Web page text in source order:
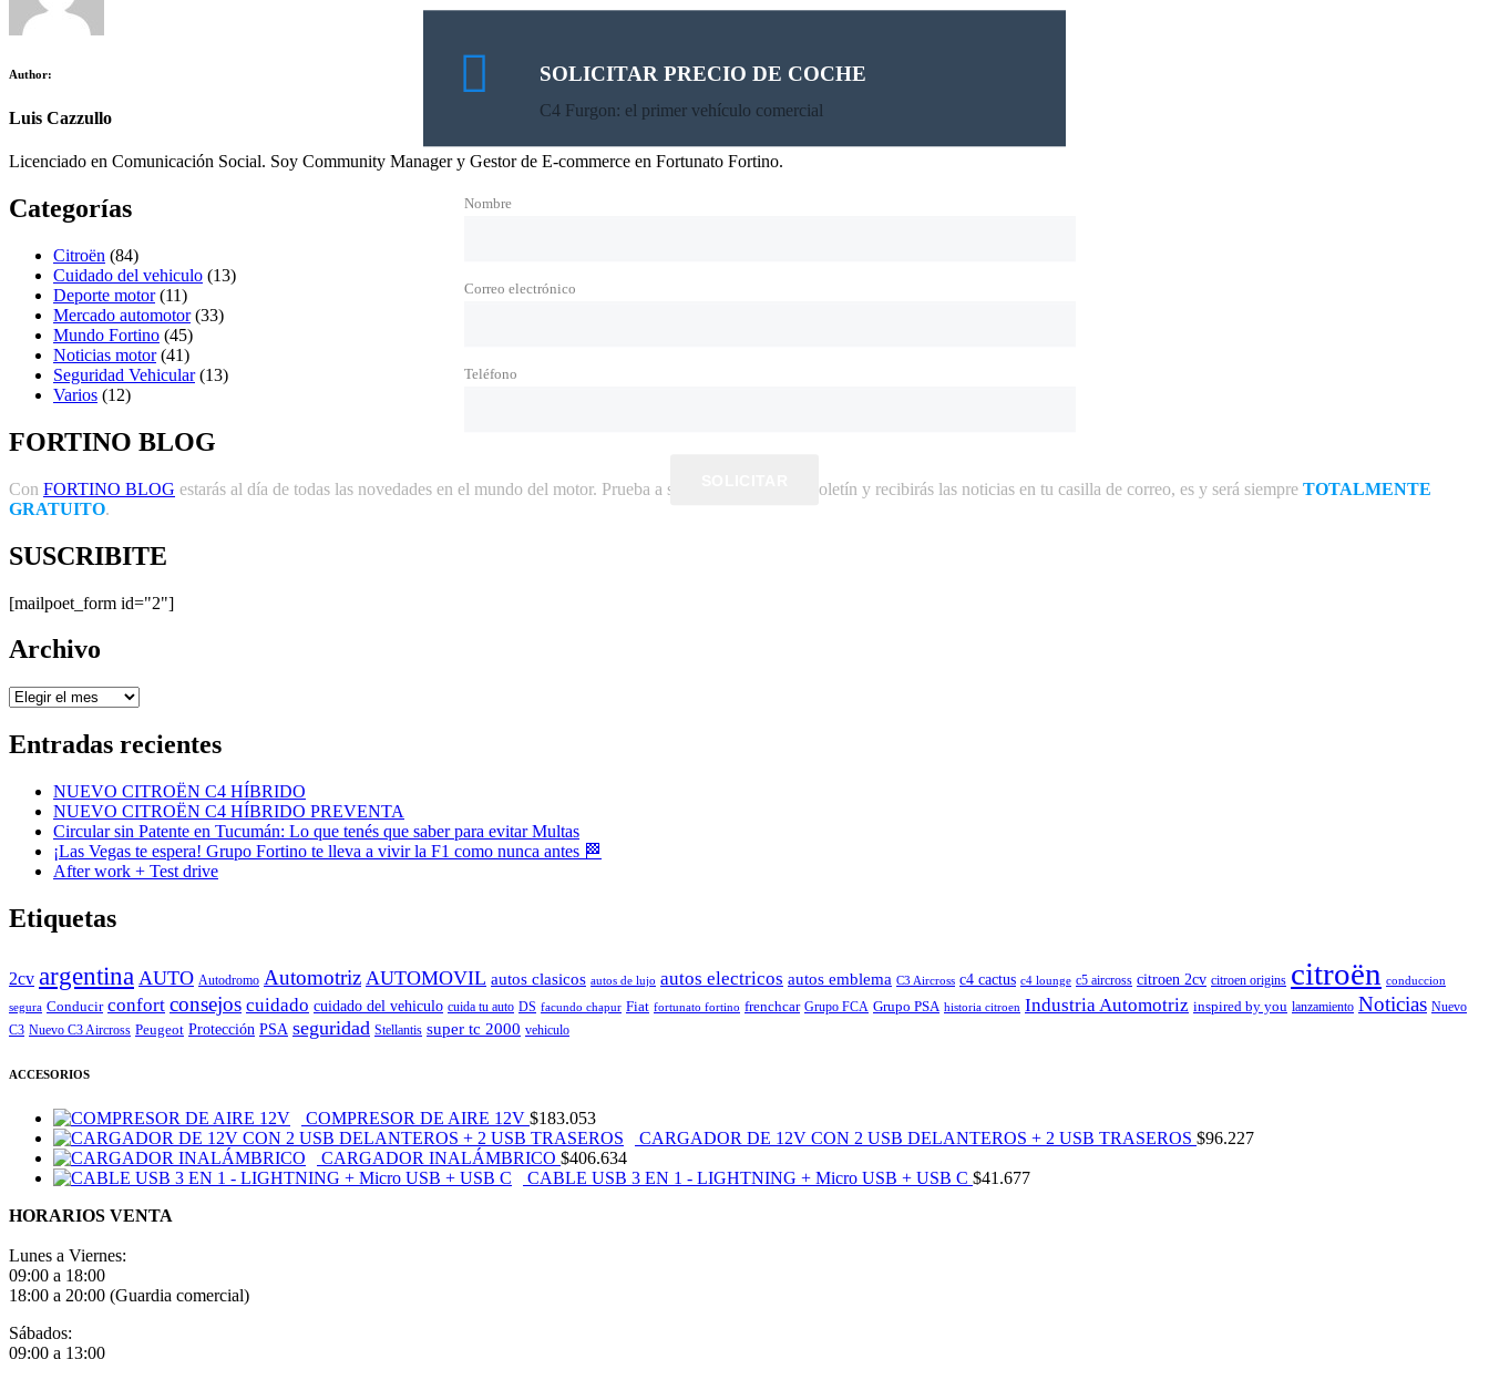
Author:
Luis Cazzullo
Licenciado en Comunicación Social. Soy Community Manager y Gestor de E-commerce en Fortunato Fortino.
Categorías
Citroën (84)
Cuidado del vehiculo (13)
Deporte motor(11)
Mercado automotor(33)
Mundo Fortino (45)
Noticias motor(41)
Seguridad Vehicular(13)
Varios (12)
FORTINO BLOG
Con FORTINO BLOG estarás al día de todas las novedades en el mundo del motor. Prueba a suscribirte a nuestro boletín y recibirás las noticias en tu casilla de correo, es y será siempre TOTALMENTE
GRATUITO.
SUSCRIBITE
[mailpoet_form id="2"]
Archivo
Archivo
Entradas recientes
NUEVO CITROËN C4 HÍBRIDO
NUEVO CITROËN C4 HÍBRIDO PREVENTA
Circular sin Patente en Tucumán: Lo que tenés que saber para evitar Multas
¡Las Vegas te espera! Grupo Fortino te lleva a vivir la F1 como nunca antes 🏁
After work + Test drive
Etiquetas
2cv argentina AUTO Autodromo Automotriz AUTOMOVIL autos clasicos autos de lujo autos electricos autos emblema C3 Aircross c4 cactus c4 lounge c5 aircross citroen 2cv citroen origins citroën conduccion
segura Conducir confort consejos cuidado cuidado del vehiculo cuida tu auto DS facundo chapur Fiat fortunato fortino frenchcar Grupo FCA Grupo PSA historia citroen Industria Automotriz inspired by you lanzamiento Noticias Nuevo
C3 Nuevo C3 Aircross Peugeot Protección PSA seguridad Stellantis super tc 2000 vehiculo
ACCESORIOS
COMPRESOR DE AIRE 12V $183.053
CARGADOR DE 12V CON 2 USB DELANTEROS + 2 USB TRASEROS $96.227
CARGADOR INALÁMBRICO $406.634
CABLE USB 3 EN 1 - LIGHTNING + Micro USB + USB C $41.677
HORARIOS VENTA
Lunes a Viernes:
09:00 a 18:00
18:00 a 20:00 (Guardia comercial)
Sábados:
09:00 a 13:00
SOLICITAR PRECIO DE COCHE
C4 Furgon: el primer vehículo comercial
Nombre
Correo electrónico
Teléfono